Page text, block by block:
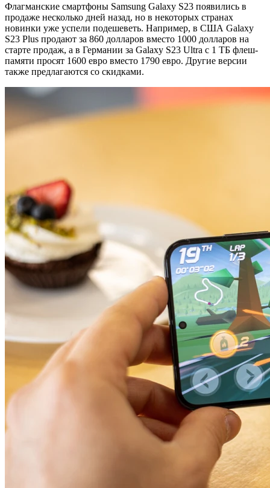
Флагманские смартфоны Samsung Galaxy S23 появились в
продаже несколько дней назад, но в некоторых странах
новинки уже успели подешеветь. Например, в США Galaxy
S23 Plus продают за 860 долларов вместо 1000 долларов на
старте продаж, а в Германии за Galaxy S23 Ultra с 1 ТБ флеш-
памяти просят 1600 евро вместо 1790 евро. Другие версии
также предлагаются со скидками.